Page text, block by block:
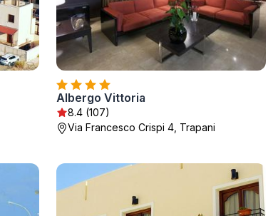
Albergo Vittoria
8.4 (107)
Via Francesco Crispi 4, Trapani